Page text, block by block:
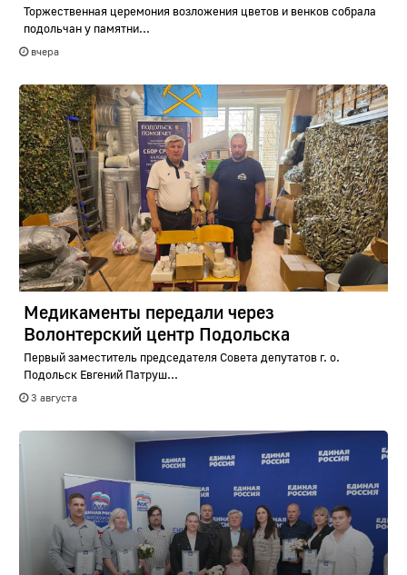
Торжественная церемония возложения цветов и венков собрала
подольчан у памятни...
вчера
Медикаменты передали через
Волонтерский центр Подольска
Первый заместитель председателя Совета депутатов г. о.
Подольск Евгений Патруш...
3 августа